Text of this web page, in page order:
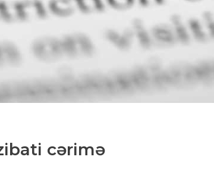
cərimə